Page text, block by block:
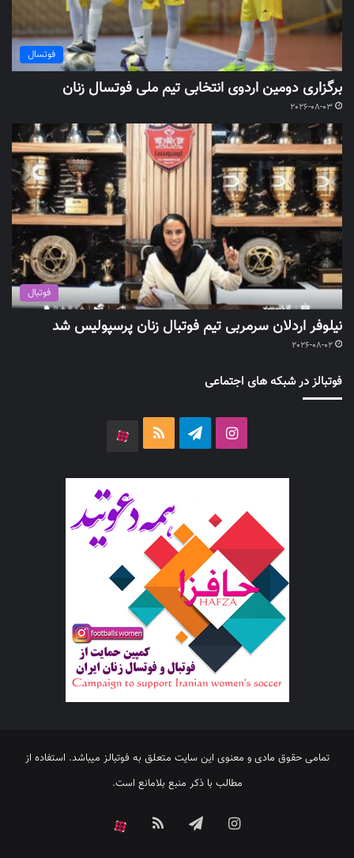
فوتسال
برگزاری دومین اردوی انتخابی تیم ملی فوتسال زنان
2026-08-03
فوتبال
نیلوفر اردلان سرمربی تیم فوتبال زنان پرسپولیس شد
2026-08-02
فوتبالز در شبکه های اجتماعی
اینستاگرامتلگرام خوراک
تمامی حقوق مادی و معنوی این سایت متعلق به فوتبالز میباشد. استفاده از
مطالب با ذکر منبع بلامانع است.
اینستاگرامتلگرام خوراک